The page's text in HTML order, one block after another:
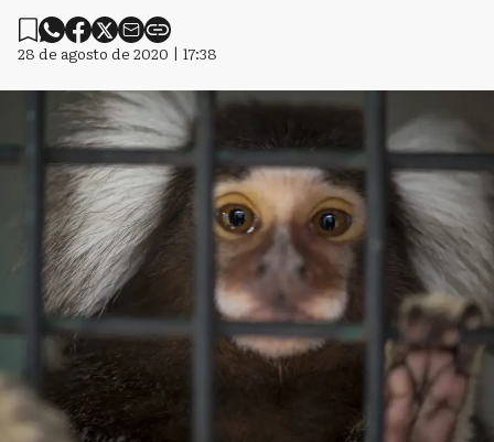
28 de agosto de 2020 | 17:38